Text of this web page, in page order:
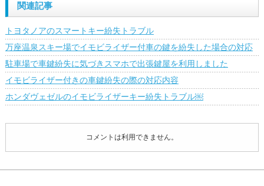
関連記事
トヨタノアのスマートキー紛失トラブル
万座温泉スキー場でイモビライザー付車の鍵を紛失した場合の対応
駐車場で車鍵紛失に気づきスマホで出張鍵屋を利用しました
イモビライザー付きの車鍵紛失の際の対応内容
ホンダヴェゼルのイモビライザーキー紛失トラブル￼
コメントは利用できません。